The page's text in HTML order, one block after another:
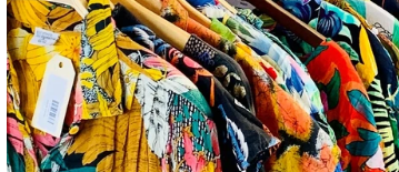
Términos del servicio
Política de reembolso